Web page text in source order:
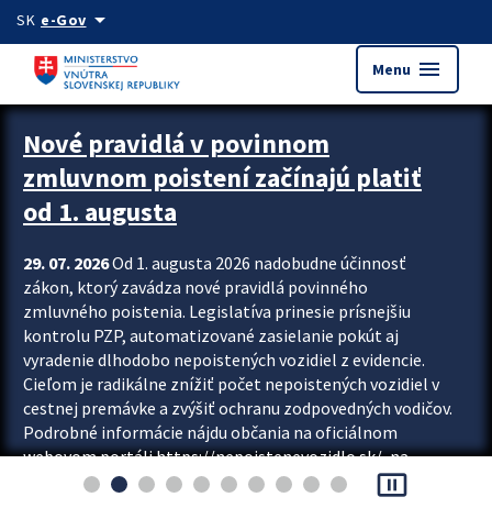
Preskocit na hlavný obsah
SK e-Govarrow_drop_down
Menu menu
Zastavit automatický posun upútavok
Nové pravidlá v povinnom
zmluvnom poistení začínajú platiť
od 1. augusta
29. 07. 2026Od 1. augusta 2026 nadobudne účinnosť
zákon, ktorý zavádza nové pravidlá povinného
zmluvného poistenia. Legislatíva prinesie prísnejšiu
kontrolu PZP, automatizované zasielanie pokút aj
vyradenie dlhodobo nepoistených vozidiel z evidencie.
Cieľom je radikálne znížiť počet nepoistených vozidiel v
cestnej premávke a zvýšiť ochranu zodpovedných vodičov.
Podrobné informácie nájdu občania na oficiálnom
webovom portáli https://nepoistenevozidlo.sk/, na
ktorom od augusta pribudne aj možnosť overiť si...
pause_presentation